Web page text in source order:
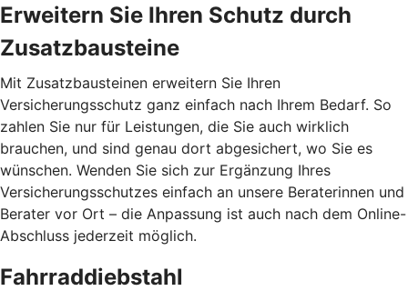
Erweitern Sie Ihren Schutz durch
Zusatzbausteine
Mit Zusatzbausteinen erweitern Sie Ihren
Versicherungsschutz ganz einfach nach Ihrem Bedarf. So
zahlen Sie nur für Leistungen, die Sie auch wirklich
brauchen, und sind genau dort abgesichert, wo Sie es
wünschen. Wenden Sie sich zur Ergänzung Ihres
Versicherungsschutzes einfach an unsere Beraterinnen und
Berater vor Ort – die Anpassung ist auch nach dem Online-
Abschluss jederzeit möglich.
Fahrraddiebstahl